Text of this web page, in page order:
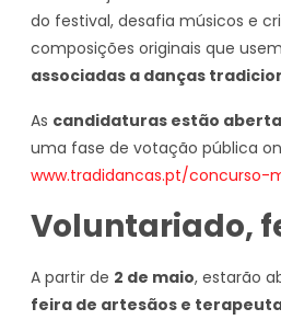
do festival, desafia músicos e
composições originais que usem
associadas a danças
As candidaturas estão
uma fase de votação pública
www.tradidancas.pt/concurso-
Voluntariado,
A partir de 2 de maio, estarão
feira de artesãos e